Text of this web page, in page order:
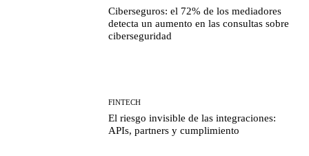
Ciberseguros: el 72% de los mediadores
detecta un aumento en las consultas sobre
ciberseguridad
FINTECH
El riesgo invisible de las integraciones:
APIs, partners y cumplimiento